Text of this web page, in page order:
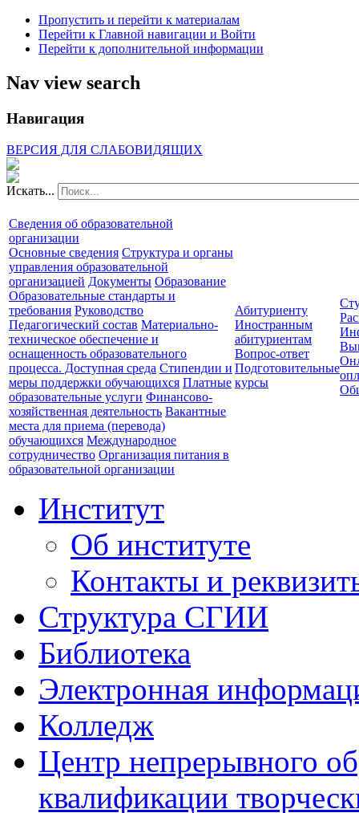
Пропустить и перейти к материалам
Перейти к Главной навигации и Войти
Перейти к дополнительной информации
Nav view search
Навигация
ВЕРСИЯ ДЛЯ СЛАБОВИДЯЩИХ
Искать...
Сведения об образовательной
организации
Основные сведения Структура и органы
управления образовательной
организацией Документы Образование
Образовательные стандарты и
требования Руководство
Педагогический состав Материально-
техническое обеспечение и
оснащенность образовательного
процесса. Доступная среда Стипендии и
меры поддержки обучающихся Платные
образовательные услуги Финансово-
хозяйственная деятельность Вакантные
места для приема (перевода)
обучающихся Международное
сотрудничество Организация питания в
образовательной организации
Абитуриенту
Иностранным
абитуриентам
Вопрос-ответ
Подготовительные
курсы
Институт
Об институте
Контакты и
Структура СГИИ
Библиотека
Электронная
Колледж
Центр непрерывного
квалификации